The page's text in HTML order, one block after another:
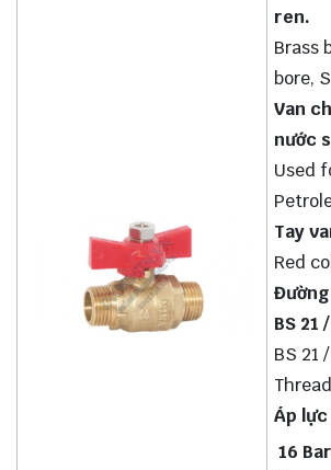
ren.
Brass
bore,
Van
nước
Used
Tay
Red
BS 21
BS 21
Áp
16